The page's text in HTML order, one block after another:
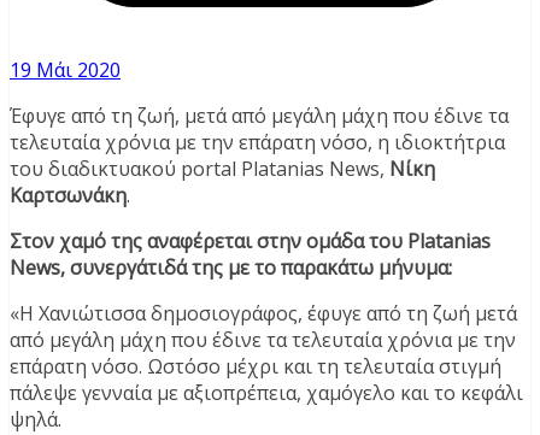
19 Μάι 2020
Έφυγε από τη ζωή, μετά από μεγάλη μάχη που έδινε τα
τελευταία χρόνια με την επάρατη νόσο, η ιδιοκτήτρια
του διαδικτυακού portal Platanias News, Νίκη
Καρτσωνάκη.
Στον χαμό της αναφέρεται στην ομάδα του Platanias
News, συνεργάτιδά της με το παρακάτω μήνυμα:
«Η Χανιώτισσα δημοσιογράφος, έφυγε από τη ζωή μετά
από μεγάλη μάχη που έδινε τα τελευταία χρόνια με την
επάρατη νόσο. Ωστόσο μέχρι και τη τελευταία στιγμή
πάλεψε γενναία με αξιοπρέπεια, χαμόγελο και το κεφάλι
ψηλά.